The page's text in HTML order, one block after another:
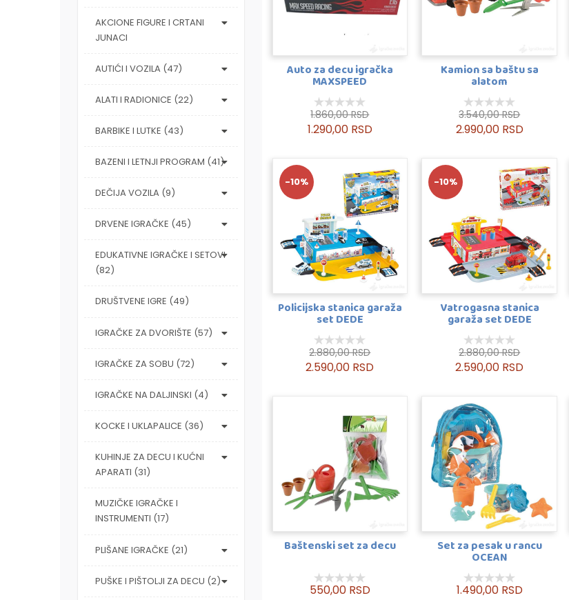
AKCIONE FIGURE I CRTANI
JUNACI
AUTIĆI I VOZILA (47)
ALATI I RADIONICE (22)
BARBIKE I LUTKE (43)
BAZENI I LETNJI PROGRAM (41)
DEČIJA VOZILA (9)
DRVENE IGRAČKE (45)
EDUKATIVNE IGRAČKE I SETOVI
(82)
DRUŠTVENE IGRE (49)
IGRAČKE ZA DVORIŠTE (57)
IGRAČKE ZA SOBU (72)
IGRAČKE NA DALJINSKI (4)
KOCKE I UKLAPALICE (36)
KUHINJE ZA DECU I KUĆNI
APARATI (31)
MUZIČKE IGRAČKE I
INSTRUMENTI (17)
PLIŠANE IGRAČKE (21)
PUŠKE I PIŠTOLJI ZA DECU (2)
Auto za decu igračka
MAXSPEED
1.860,00 RSD
1.290,00 RSD
Kamion sa baštu sa
alatom
3.540,00 RSD
2.990,00 RSD
-10%
Policijska stanica garaža
set DEDE
2.880,00 RSD
2.590,00 RSD
-10%
Vatrogasna stanica
garaža set DEDE
2.880,00 RSD
2.590,00 RSD
Baštenski set za decu
550,00 RSD
Set za pesak u rancu
OCEAN
1.490,00 RSD